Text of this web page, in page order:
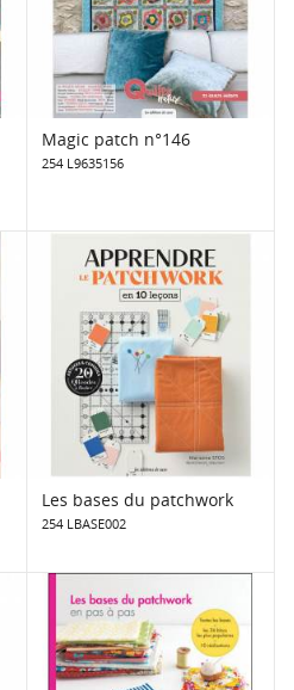
Magic patch n°146
254 L9635156
Les bases du patchwork
254 LBASE002